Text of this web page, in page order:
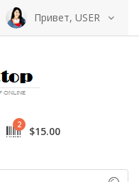
Привет, USER
2 $15.00